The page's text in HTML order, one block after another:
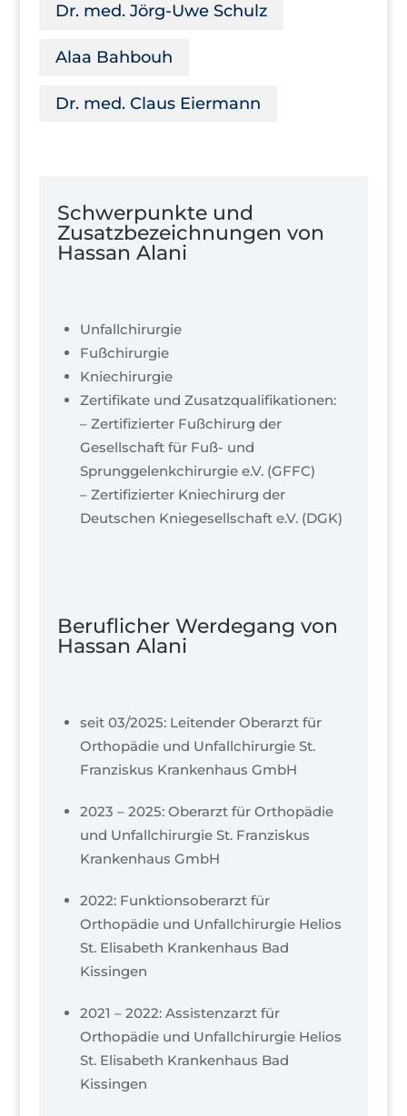
Dr. med. Jörg-Uwe Schulz
Alaa Bahbouh
Dr. med. Claus Eiermann
Schwerpunkte und
Zusatzbezeichnungen von
Hassan Alani
Unfallchirurgie
Fußchirurgie
Kniechirurgie
Zertifikate und Zusatzqualifikationen:
– Zertifizierter Fußchirurg der
Gesellschaft für Fuß- und
Sprunggelenkchirurgie e.V. (GFFC)
– Zertifizierter Kniechirurg der
Deutschen Kniegesellschaft e.V. (DGK)
Beruflicher Werdegang von
Hassan Alani
seit 03/2025: Leitender Oberarzt für
Orthopädie und Unfallchirurgie St.
Franziskus Krankenhaus GmbH
2023 – 2025: Oberarzt für Orthopädie
und Unfallchirurgie St. Franziskus
Krankenhaus GmbH
2022: Funktionsoberarzt für
Orthopädie und Unfallchirurgie Helios
St. Elisabeth Krankenhaus Bad
Kissingen
2021 – 2022: Assistenzarzt für
Orthopädie und Unfallchirurgie Helios
St. Elisabeth Krankenhaus Bad
Kissingen